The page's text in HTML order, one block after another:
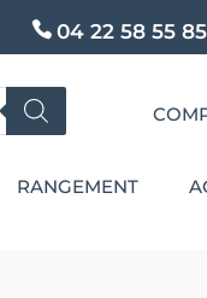
04 22 58 55 85
RANGEMENT